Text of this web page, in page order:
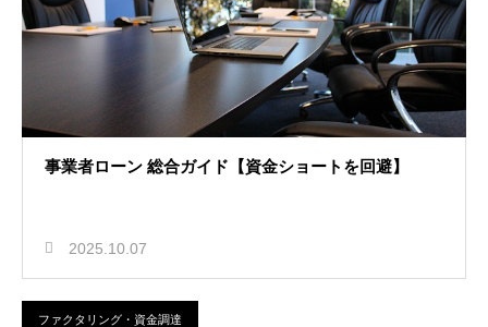
事業者ローン 総合ガイド【資金ショートを回避】
2025.10.07
ファクタリング・資金調達